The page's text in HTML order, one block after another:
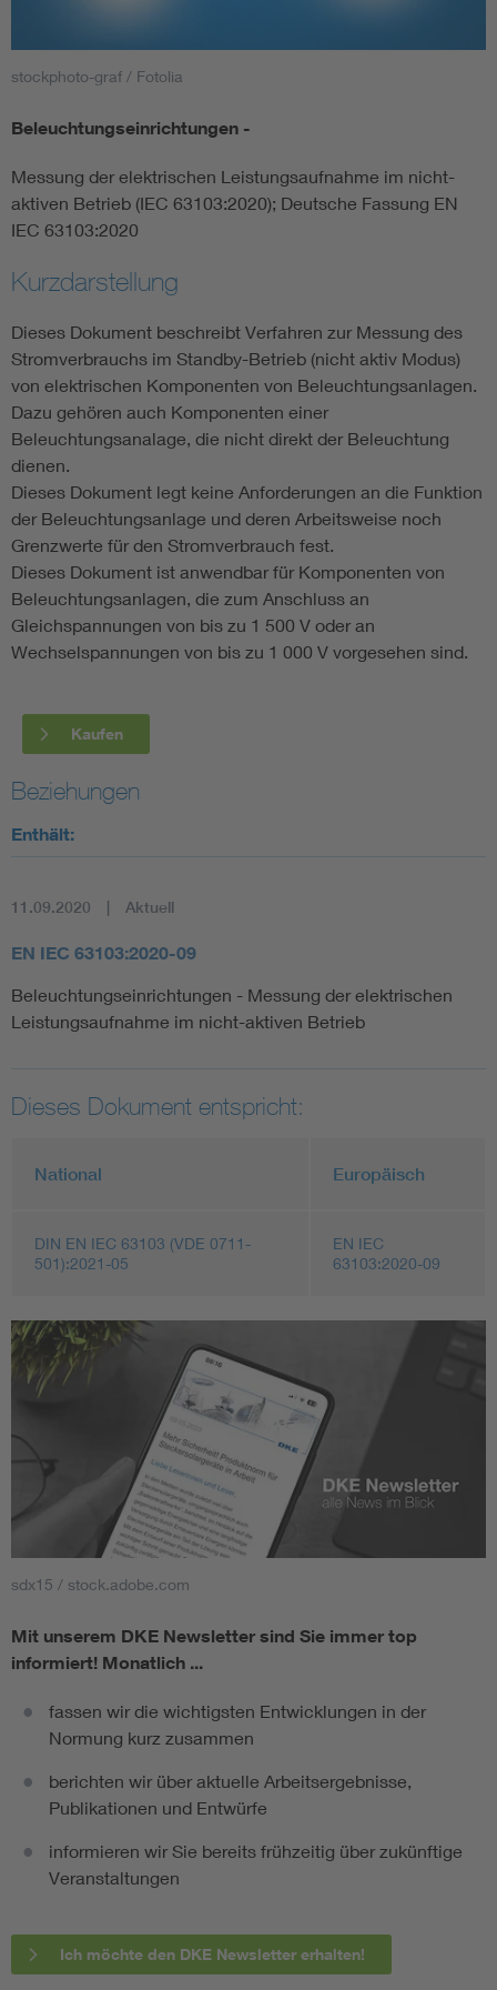
Smart Cities
Circular Economy für mehr Ressourceneffizienz
Cybersecurity in der Industrieautomatisierung
DIN VDE 0100 für sichere Elektroinstallationen
Elektrofachkraft (EFK)
stockphoto-graf / Fotolia
Beleuchtungseinrichtungen -
Messung der elektrischen Leistungsaufnahme im nicht-
aktiven Betrieb (IEC 63103:2020); Deutsche Fassung EN
IEC 63103:2020
Kurzdarstellung
Dieses Dokument beschreibt Verfahren zur Messung des
Stromverbrauchs im Standby-Betrieb (nicht aktiv Modus)
von elektrischen Komponenten von Beleuchtungsanlagen.
Dazu gehören auch Komponenten einer
Beleuchtungsanalage, die nicht direkt der Beleuchtung
dienen.
Dieses Dokument legt keine Anforderungen an die Funktion
der Beleuchtungsanlage und deren Arbeitsweise noch
Grenzwerte für den Stromverbrauch fest.
Dieses Dokument ist anwendbar für Komponenten von
Beleuchtungsanlagen, die zum Anschluss an
Gleichspannungen von bis zu 1 500 V oder an
Wechselspannungen von bis zu 1 000 V vorgesehen sind.
Kaufen
Beziehungen
Enthält:
11.09.2020 Aktuell
EN IEC 63103:2020-09
Beleuchtungseinrichtungen - Messung der elektrischen
Leistungsaufnahme im nicht-aktiven Betrieb
Dieses Dokument entspricht:
National Europäisch
DIN EN IEC 63103 (VDE 0711-
501):2021-05
EN IEC
63103:2020-09
sdx15 / stock.adobe.com
Mit unserem DKE Newsletter sind Sie immer top
informiert! Monatlich ...
fassen wir die wichtigsten Entwicklungen in der
Normung kurz zusammen
berichten wir über aktuelle Arbeitsergebnisse,
Publikationen und Entwürfe
informieren wir Sie bereits frühzeitig über zukünftige
Veranstaltungen
Ich möchte den DKE Newsletter erhalten!